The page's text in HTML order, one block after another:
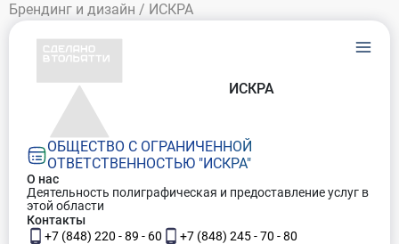
Брендинг и дизайн / ИСКРА
ОБЩЕСТВО С ОГРАНИЧЕННОЙ
ОТВЕТСТВЕННОСТЬЮ "ИСКРА"
ИСКРА
О нас
Деятельность полиграфическая и предоставление услуг в
этой области
Контакты
+7 (848) 220 - 89 - 60
+7 (848) 245 - 70 - 80